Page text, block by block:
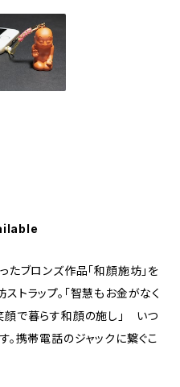
たブロンズ作品「和顔施坊」を
トラップ。「智慧もお金がなく
で暮らす和顔の施し」 いつ
。携帯電話のジャックに繋ぐこ